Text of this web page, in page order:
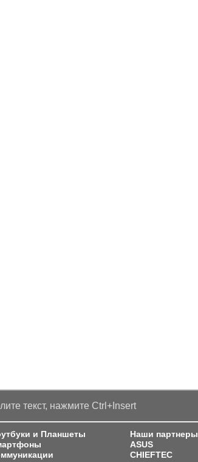
текст, нажмите Ctrl+Insert
и Планшеты
Наши партнеры
ASUS
CHIEFTEC